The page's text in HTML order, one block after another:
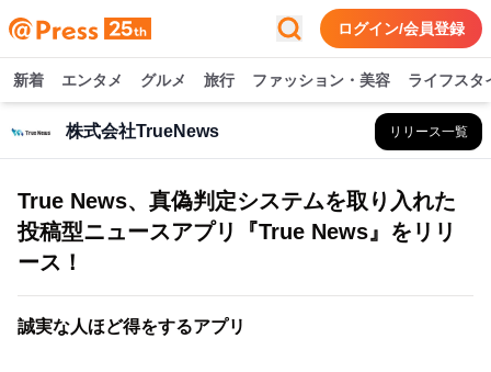
ログイン/会員登録
新着 エンタメ グルメ 旅行 ファッション・美容 ライフスタ
株式会社TrueNews リリース一覧
True News、真偽判定システムを取り入れた
投稿型ニュースアプリ『True News』をリリ
ース！
誠実な人ほど得をするアプリ